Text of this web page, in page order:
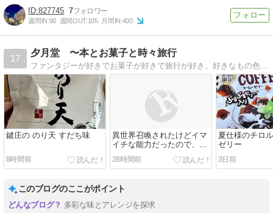
827745 7
週間IN:90 週間OUT:105 月間IN:400
17
夕月堂 〜本とお菓子と時々旅行
ファンタジーが好きでお菓子が好きで旅行が好き。好きなもの色々、気の向くままに綴っています。
鍵庄の のり天 すだち味
8時間前
異世界召喚されたけどイマ
イチな能力だったので、な
んとなく世界情勢を報告す
る調査員になりました1
28時間前
夏仕様のチロ
ゼリー
3日前
このブログのここがポイント
多彩な味とアレンジを探求